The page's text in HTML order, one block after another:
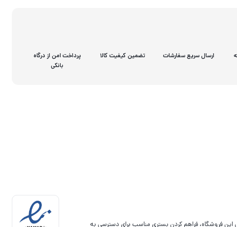
ارسال سریع سفارشات تضمین کیفیت کالا
پرداخت امن از درگاه
بانکی
فروشگاه، فراهم کردن بستری مناسب برای دسترسی به